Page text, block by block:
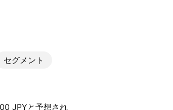
セグメント
JPYと予想され